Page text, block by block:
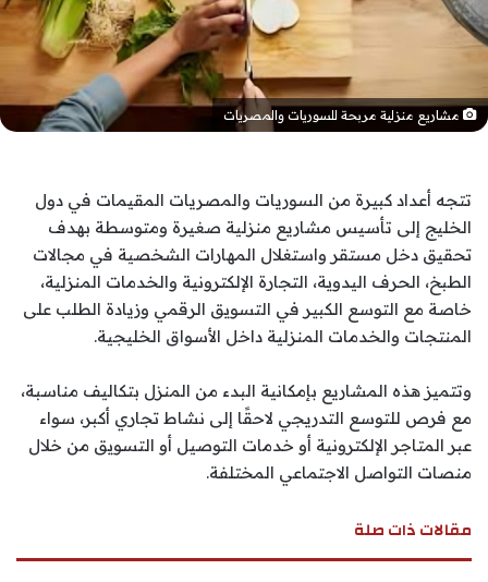
مشاريع منزلية مربحة للسوريات والمصريات
تتجه أعداد كبيرة من السوريات والمصريات المقيمات في دول
الخليج إلى تأسيس مشاريع منزلية صغيرة ومتوسطة بهدف
تحقيق دخل مستقر واستغلال المهارات الشخصية في مجالات
الطبخ، الحرف اليدوية، التجارة الإلكترونية والخدمات المنزلية،
خاصة مع التوسع الكبير في التسويق الرقمي وزيادة الطلب على
المنتجات والخدمات المنزلية داخل الأسواق الخليجية.
وتتميز هذه المشاريع بإمكانية البدء من المنزل بتكاليف مناسبة،
مع فرص للتوسع التدريجي لاحقًا إلى نشاط تجاري أكبر، سواء
عبر المتاجر الإلكترونية أو خدمات التوصيل أو التسويق من خلال
منصات التواصل الاجتماعي المختلفة.
مقالات ذات صلة